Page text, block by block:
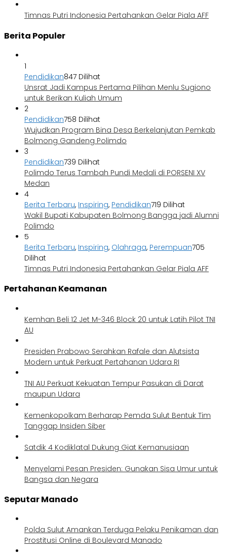
Timnas Putri Indonesia Pertahankan Gelar Piala AFF
Berita Populer
1
Pendidikan847 Dilihat
Unsrat Jadi Kampus Pertama Pilihan Menlu Sugiono
untuk Berikan Kuliah Umum
2
Pendidikan758 Dilihat
Wujudkan Program Bina Desa Berkelanjutan Pemkab
Bolmong Gandeng Polimdo
3
Pendidikan739 Dilihat
Polimdo Terus Tambah Pundi Medali di PORSENI XV
Medan
4
Berita Terbaru, Inspiring, Pendidikan719 Dilihat
Wakil Bupati Kabupaten Bolmong Bangga jadi Alumni
Polimdo
5
Berita Terbaru, Inspiring, Olahraga, Perempuan705
Dilihat
Timnas Putri Indonesia Pertahankan Gelar Piala AFF
Pertahanan Keamanan
Kemhan Beli 12 Jet M-346 Block 20 untuk Latih Pilot TNI
AU
Presiden Prabowo Serahkan Rafale dan Alutsista
Modern untuk Perkuat Pertahanan Udara RI
TNI AU Perkuat Kekuatan Tempur Pasukan di Darat
maupun Udara
Kemenkopolkam Berharap Pemda Sulut Bentuk Tim
Tanggap Insiden Siber
Satdik 4 Kodiklatal Dukung Giat Kemanusiaan
Menyelami Pesan Presiden: Gunakan Sisa Umur untuk
Bangsa dan Negara
Seputar Manado
Polda Sulut Amankan Terduga Pelaku Penikaman dan
Prostitusi Online di Boulevard Manado